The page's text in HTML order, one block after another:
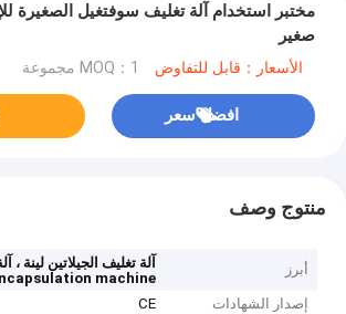
مختبر استخدام آلة تغليف سوفتغيل الصغيرة
صغير
الأسعار：قابل للتفاوض MOQ：1 مجموعة
افضل سعر
منتوج وصف
أبرز آلة تغليف الجيلاتين لينة ،
machine
إصدار الشهادات
CE